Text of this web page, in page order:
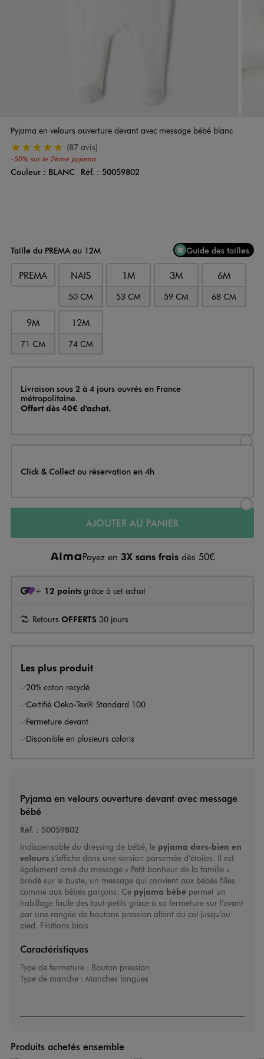
Pyjama en velours ouverture devant avec message bébé blanc
-50% sur le 2ème pyjama
5/5 de moyenne(87 avis)
Couleur
Couleur : BLANC Réf. : 50059802
Taille du PREMA au 12M Guide des tailles
PREMA NAIS
50 CM
1M
53 CM
3M
59 CM
6M
68 CM
9M
71 CM
12M
74 CM
Livraison
Livraison sous 2 à 4 jours ouvrés en France
métropolitaine.
Offert dès 40€ d'achat.
Click & Collect ou réservation en 4h
AJOUTER AU PANIER
Payez en 3X sans frais dès 50€
+ 12 points grâce à cet achat
Retours OFFERTS 30 jours
Les plus produit
20% coton recyclé
Certifié Oeko-Tex® Standard 100
Fermeture devant
Disponible en plusieurs coloris
Pyjama en velours ouverture devant avec message
bébé
Réf. : 50059802
Indispensable du dressing de bébé, le pyjama dors-bien en
velourss’affiche dans une version parsemée d’étoiles. Il est
également orné du message « Petit bonheur de la famille »
brodé sur le buste, un message qui convient aux bébés filles
comme aux bébés garçons. Ce pyjama bébépermet un
habillage facile des tout-petits grâce à sa fermeture sur l’avant
par une rangée de boutons pression allant du col jusqu’au
pied. Finitions biais.
Caractéristiques
Type de fermeture : Bouton pression
Type de manche : Manches longues
Produits achetés ensemble